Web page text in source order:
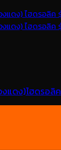
แดง)ไฮดรอลิค